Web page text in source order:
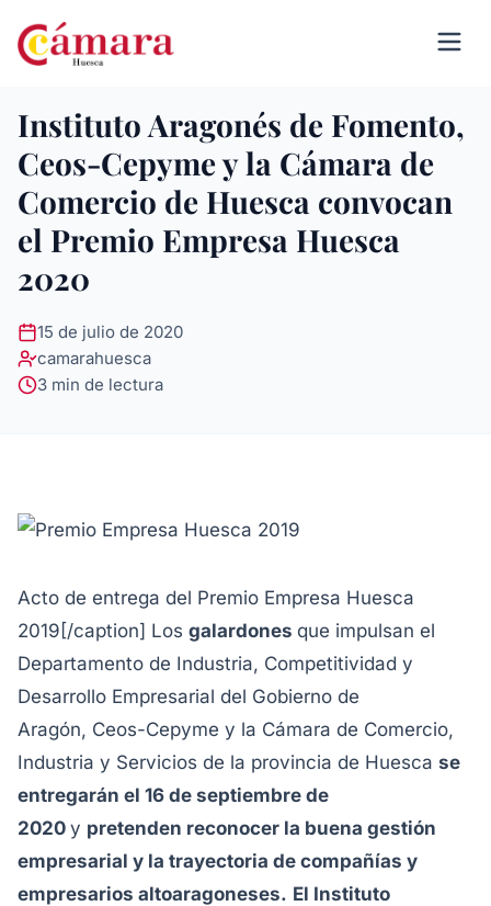
Instituto Aragonés de Fomento,
Ceos-Cepyme y la Cámara de
Comercio de Huesca convocan
el Premio Empresa Huesca
2020
15 de julio de 2020
camarahuesca
3 min de lectura
Acto de entrega del Premio Empresa Huesca
2019[/caption] Los galardones que impulsan el
Departamento de Industria, Competitividad y
Desarrollo Empresarial del Gobierno de
Aragón, Ceos-Cepyme y la Cámara de Comercio,
Industria y Servicios de la provincia de Huesca se
entregarán el 16 de septiembre de
2020 y pretenden reconocer la buena gestión
empresarial y la trayectoria de compañías y
empresarios altoaragoneses. El Instituto